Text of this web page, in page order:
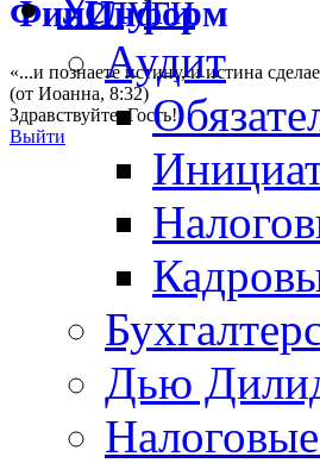
ФинИнформ
«...и познаете истину, и истина
(от Иоанна, 8:32)
Здравствуйте,Гость!
Выйти
Аудит
Дью